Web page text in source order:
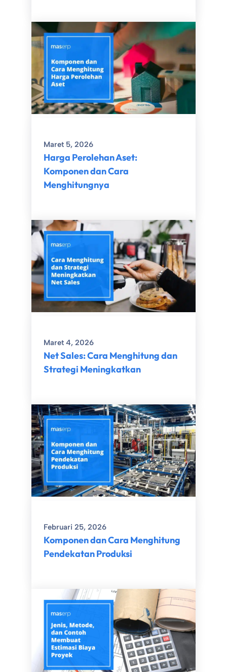
Maret 5, 2026
Harga Perolehan Aset:
Komponen dan Cara
Menghitungnya
Maret 4, 2026
Net Sales: Cara Menghitung dan
Strategi Meningkatkan
Februari 25, 2026
Komponen dan Cara Menghitung
Pendekatan Produksi